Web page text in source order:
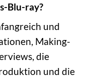
Blu-ray?
und
Making-
die
und die